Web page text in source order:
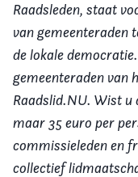
Raadsleden, staat
van gemeenteraden
de lokale
gemeenteraden van
Raadslid.NU. Wist u
maar 35 euro per
commissieleden en
collectief